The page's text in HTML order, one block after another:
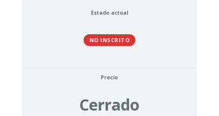
Estado actual
NO INSCRITO
Precio
Cerrado